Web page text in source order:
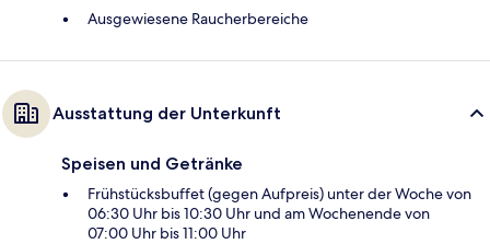
Ausgewiesene Raucherbereiche
Ausstattung der Unterkunft
Speisen und Getränke
Frühstücksbuffet (gegen Aufpreis) unter der Woche von
06:30 Uhr bis 10:30 Uhr und am Wochenende von
07:00 Uhr bis 11:00 Uhr